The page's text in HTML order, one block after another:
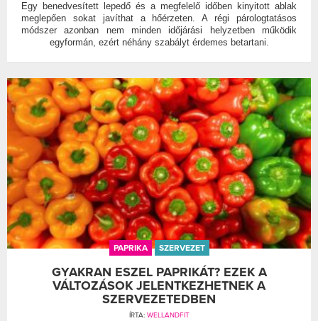
Egy benedvesített lepedő és a megfelelő időben kinyitott ablak
meglepően sokat javíthat a hőérzeten. A régi párologtatásos
módszer azonban nem minden időjárási helyzetben működik
egyformán, ezért néhány szabályt érdemes betartani.
PAPRIKA SZERVEZET
GYAKRAN ESZEL PAPRIKÁT? EZEK A
VÁLTOZÁSOK JELENTKEZHETNEK A
SZERVEZETEDBEN
ÍRTA: WELLANDFIT